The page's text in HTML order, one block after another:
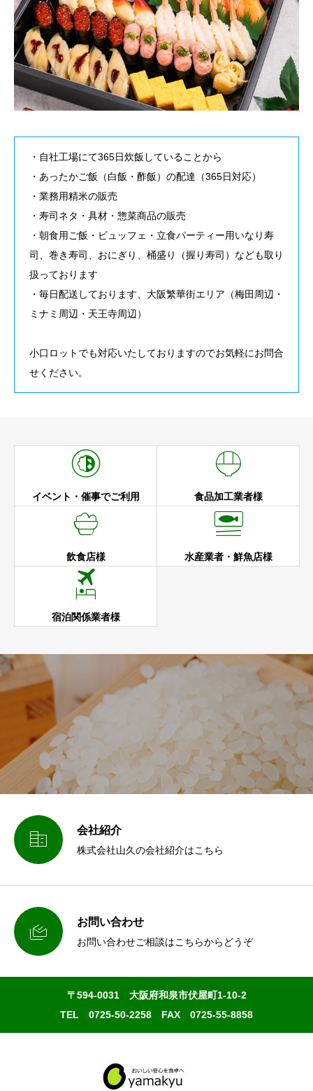
・自社工場にて365日炊飯していることから
・あったかご飯（白飯・酢飯）の配達（365日対応）
・業務用精米の販売
・寿司ネタ・具材・惣菜商品の販売
・朝食用ご飯・ビュッフェ・立食パーティー用いなり寿
司、巻き寿司、おにぎり、桶盛り（握り寿司）なども取り
扱っております
・毎日配送しております、大阪繁華街エリア（梅田周辺・
ミナミ周辺・天王寺周辺）
小口ロットでも対応いたしておりますのでお気軽にお問合
せください。

イベント・催事でご利用

食品加工業者様

飲食店様

水産業者・鮮魚店様

宿泊関係業者様
 会社紹介
株式会社山久の会社紹介はこちら
 お問い合わせ
お問い合わせご相談はこちらからどうぞ
〒594-0031 大阪府和泉市伏屋町1-10-2
TEL 0725-50-2258 FAX 0725-55-8858